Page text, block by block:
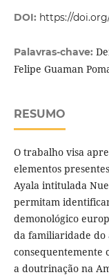
DOI: https://doi.org/
Palavras-chave:
Felipe Guaman
RESUMO
O trabalho visa
elementos
Ayala intitulada
permitam
demonológico
da familiaridade do
consequentemente
a doutrinação na